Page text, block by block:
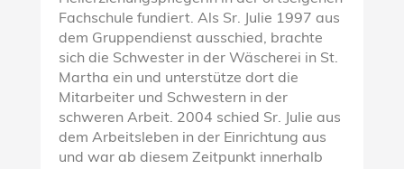
Fachschule fundiert. Als Sr. Julie 1997 aus
dem Gruppendienst ausschied, brachte
sich die Schwester in der Wäscherei in St.
Martha ein und unterstütze dort die
Mitarbeiter und Schwestern in der
schweren Arbeit. 2004 schied Sr. Julie aus
dem Arbeitsleben in der Einrichtung aus
und war ab diesem Zeitpunkt innerhalb